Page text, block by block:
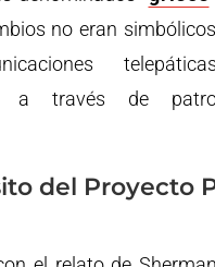
no eran
a través de
del Proyecto